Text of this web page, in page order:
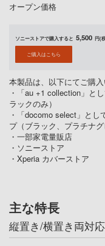
オープン価格
ソニーストアで購入すると 5,500 円(
ご購入はこちら
本製品は、以下にてご購入
・「au +1 collection」と
ラックのみ）
・「docomo select」と
プ（ブラック、プラチナグ
・一部家電量販店
・ソニーストア
・Xperia カバーストア
主な特長
縦置き/横置き両対